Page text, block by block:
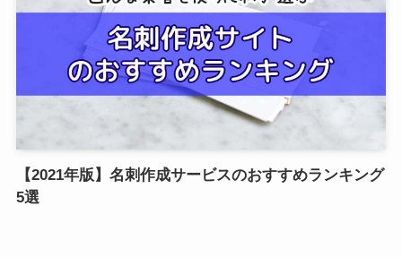
【2021年版】名刺作成サービスのおすすめランキング
5選